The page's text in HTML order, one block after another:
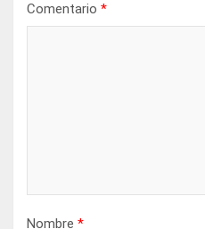
Comentario *
Nombre *